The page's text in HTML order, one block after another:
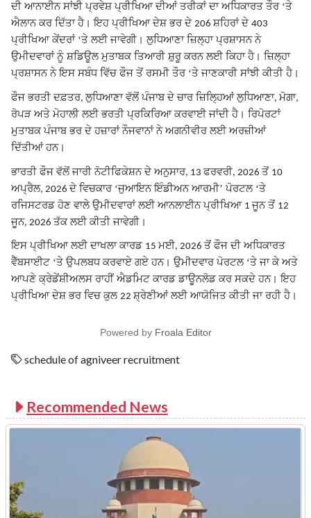
ਦੀ ਆਨਾਈਨ ਸਾਂਝੀ ਪ੍ਰਵੇਸ਼ ਪ੍ਰੀਖਿਆ ਦੀਆਂ ਤਰੀਕਾਂ ਦਾ ਅਧਿਕਾਰਤ ਤੌਰ ‘ਤੇ
ਐਲਾਨ ਕਰ ਦਿੱਤਾ ਹੈ। ਇਹ ਪ੍ਰੀਖਿਆ ਦੇਸ਼ ਭਰ ਦੇ 206 ਸ਼ਹਿਰਾਂ ਦੇ 403
ਪ੍ਰੀਖਿਆ ਕੇਂਦਰਾਂ ‘ਤੇ ਲਈ ਜਾਵੇਗੀ। ਲੁਧਿਆਣਾ ਜ਼ਿਲ੍ਹਾ ਪ੍ਰਸ਼ਾਸਨ ਨੇ
ਉਮੀਦਵਾਰਾਂ ਨੂੰ ਸ਼ਡਿਊਲ ਮੁਤਾਬਕ ਤਿਆਰੀ ਸ਼ੁਰੂ ਕਰਨ ਲਈ ਕਿਹਾ ਹੈ। ਜ਼ਿਲ੍ਹਾ
ਪ੍ਰਸ਼ਾਸਨ ਨੇ ਇਸ ਸਬੰਧ ਵਿੱਚ ਫੌਜ ਤੋਂ ਰਸਮੀ ਤੌਰ ‘ਤੇ ਜਾਣਕਾਰੀ ਸਾਂਝੀ ਕੀਤੀ ਹੈ।
ਫੌਜ ਭਰਤੀ ਦਫ਼ਤਰ, ਲੁਧਿਆਣਾ ਵੱਲੋਂ ਪੰਜਾਬ ਦੇ ਚਾਰ ਜ਼ਿਲ੍ਹਿਆਂ ਲੁਧਿਆਣਾ, ਮੋਗਾ,
ਰੋਪੜ ਅਤੇ ਮੋਹਾਲੀ ਲਈ ਭਰਤੀ ਪ੍ਰਕਿਰਿਆ ਕਰਵਾਈ ਜਾਂਦੀ ਹੈ। ਰਿਪੋਰਟਾਂ
ਮੁਤਾਬਕ ਪੰਜਾਬ ਭਰ ਦੇ ਹਜ਼ਾਰਾਂ ਨੌਜਵਾਨਾਂ ਨੇ ਅਗਨੀਵੀਰ ਲਈ ਅਰਜ਼ੀਆਂ
ਦਿੱਤੀਆਂ ਹਨ।
ਭਾਰਤੀ ਫੌਜ ਵੱਲੋਂ ਜਾਰੀ ਨੋਟੀਫਿਕੇਸ਼ਨ ਦੇ ਅਨੁਸਾਰ, 13 ਫਰਵਰੀ, 2026 ਤੋਂ 10
ਅਪ੍ਰੈਲ, 2026 ਦੇ ਵਿਚਕਾਰ ‘ਜੁਆਇਨ ਇੰਡੀਅਨ ਆਰਮੀ’ ਪੋਰਟਲ ‘ਤੇ
ਰਜਿਸਟਰਡ ਹੋਣ ਵਾਲੇ ਉਮੀਦਵਾਰਾਂ ਲਈ ਆਨਲਾਈਨ ਪ੍ਰੀਖਿਆ 1 ਜੂਨ ਤੋਂ 12
ਜੂਨ, 2026 ਤੱਕ ਲਈ ਕੀਤੀ ਜਾਵੇਗੀ।
ਇਸ ਪ੍ਰੀਖਿਆ ਲਈ ਦਾਖਲਾ ਕਾਰਡ 15 ਮਈ, 2026 ਤੋਂ ਫੌਜ ਦੀ ਅਧਿਕਾਰਤ
ਵੈੱਬਸਾਈਟ ‘ਤੇ ਉਪਲਬਧ ਕਰਵਾਏ ਗਏ ਹਨ। ਉਮੀਦਵਾਰ ਪੋਰਟਲ ‘ਤੇ ਜਾ ਕੇ ਅਤੇ
ਆਪਣੇ ਕ੍ਰੇਡੇਂਸ਼ੀਅਲਸ ਰਾਹੀਂ ਐਡਮਿਟ ਕਾਰਡ ਡਾਊਨਲੋਡ ਕਰ ਸਕਦੇ ਹਨ। ਇਹ
ਪ੍ਰੀਖਿਆ ਦੇਸ਼ ਭਰ ਵਿਚ ਕੁਲ 22 ਸ਼੍ਰੇਣੀਆਂ ਲਈ ਆਯੋਜਿਤ ਕੀਤੀ ਜਾ ਰਹੀ ਹੈ।
Powered by Froala Editor
schedule of agniveer recruitment
Recommended News